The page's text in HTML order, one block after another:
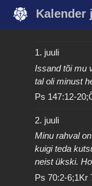
Kalender
1. juuli
Issand tõi mu
tal oli minust
Ps 147:12-
2. juuli
Minu rahval
kuigi teda
neist ükski.
Ps 70:2-6;1Kr